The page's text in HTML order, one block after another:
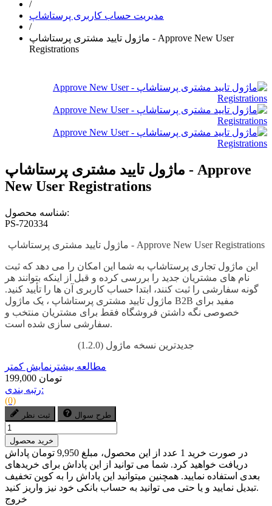
/
مدیریت حساب کاربری پرستاشاپ
/
ماژول تایید مشتری پرستاشاپ - Approve New User
Registrations
ماژول تایید مشتری پرستاشاپ - Approve
New User Registrations
شناسه محصول:
PS-720334
ماژول تایید مشتری پرستاشاپ - Approve New User Registrations
این ماژول تجاری پرستاشاپ به شما این امکان را می دهد که ثبت
نام های مشتریان جدید را بررسی کرده و قبل از اینکه بتوانند هر
گونه سفارشی را ثبت کنند، ابتدا حساب کاربری آن ها را تأیید کنید.
ماژول تایید مشتری پرستاشاپ ، یک ماژول B2B مفید برای
خصوصی نگه داشتن فروشگاه فقط برای مشتریان منتخب و
سفارشی سازی شده است.
جدیدترین نسخه ماژول (1.2.0)
مطالعه بیشتر نمایش کمتر
199,000 تومان
رتبه بندی:
(0)
ثبت نظر طرح سوال
خرید محصول
در صورت خرید 1 عدد از این محصول، مبلغ 9,950 تومان پاداش
دریافت خواهید کرد. شما می توانید از این پاداش برای خریدهای
بعدی استفاده نمایید. همچنین میتوانید این پاداش را به کوپن تخفیف
تبدیل نمایید و یا حتی می توانید به حساب بانکی خود نیز واریز کنید.
خروج